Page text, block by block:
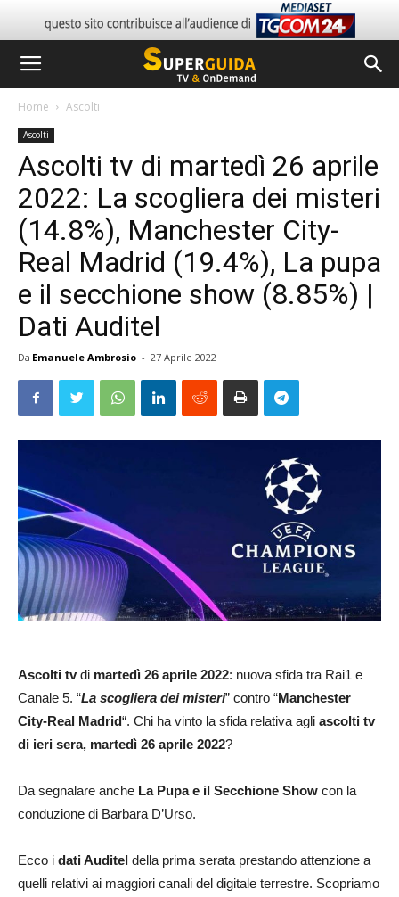
Home Ascolti
Ascolti
Ascolti tv di martedì 26 aprile
2022: La scogliera dei misteri
(14.8%), Manchester City-
Real Madrid (19.4%), La pupa
e il secchione show (8.85%) |
Dati Auditel
Da Emanuele Ambrosio - 27 Aprile 2022
Ascolti tvdi martedì 26 aprile 2022: nuova sfida tra Rai1 e
Canale 5. “La scogliera dei misteri” contro “Manchester
City-Real Madrid“. Chi ha vinto la sfida relativa agli ascolti tv
di ieri sera, martedì 26 aprile 2022?
Da segnalare anche La Pupa e il Secchione Show con la
conduzione di Barbara D’Urso.
Ecco i dati Auditel della prima serata prestando attenzione a
quelli relativi ai maggiori canali del digitale terrestre. Scopriamo